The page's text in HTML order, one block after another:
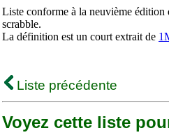
Liste conforme à la neuvième
scrabble.
La définition est un court extrait de
Liste précédente
Voyez cette liste